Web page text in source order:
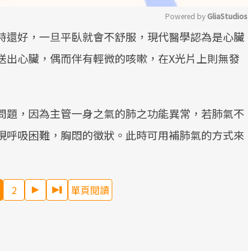
Mute
Powered by GliaStudios
好，一旦平臥就會不舒服，現代醫學認為是心臟
心臟，偶而伴有輕微的咳嗽，在X光片上則無發
，因為主管一身之氣的肺之功能異常，若肺氣不
吸困難，胸悶的徵狀。此時可用補肺氣的方式來
2 單頁閱讀